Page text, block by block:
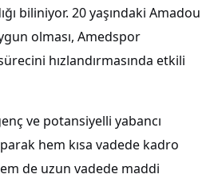
biliniyor. 20 yaşındaki Amadou
olması, Amedspor
hızlandırmasında etkili
ve potansiyelli yabancı
hem kısa vadede kadro
de uzun vadede maddi